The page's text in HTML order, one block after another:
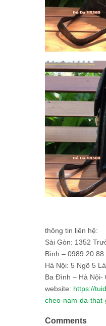
thông tin liên hệ:
Sài Gòn: 1352
Bình – 0989 20 88
Hà Nội: 5 Ngõ 5
Ba Đình – Hà Nội-
website: https://
cheo-nam-da-
Comments